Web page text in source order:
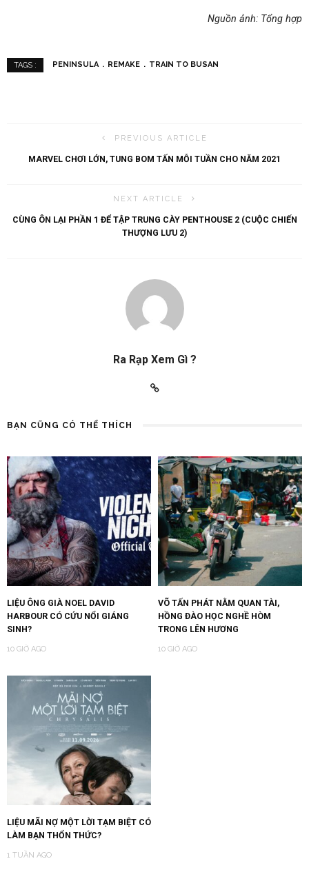
Nguồn ảnh: Tổng hợp
TAGS : PENINSULA REMAKE TRAIN TO BUSAN
PREVIOUS ARTICLE
MARVEL CHƠI LỚN, TUNG BOM TẤN MỖI TUẦN CHO NĂM 2021
NEXT ARTICLE
CÙNG ÔN LẠI PHẦN 1 ĐỂ TẬP TRUNG CÀY PENTHOUSE 2 (CUỘC CHIẾN
THƯỢNG LƯU 2)
Ra Rạp Xem Gì ?
BẠN CŨNG CÓ THỂ THÍCH
LIỆU ÔNG GIÀ NOEL DAVID
HARBOUR CÓ CỨU NỔI GIÁNG
SINH?
10 GIỜ AGO
VÕ TẤN PHÁT NẰM QUAN TÀI,
HỒNG ĐÀO HỌC NGHỀ HÒM
TRONG LÊN HƯƠNG
10 GIỜ AGO
LIỆU MÃI NỢ MỘT LỜI TẠM BIỆT CÓ
LÀM BẠN THỔN THỨC?
1 TUẦN AGO